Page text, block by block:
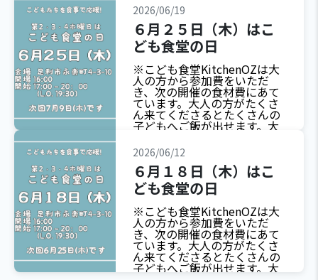
す。
2026/06/19
６月２５日（木）はこ
ども食堂の日
※こども食堂KitchenOZは大
人の方から参加費をいただ
き、次の開催の食材費にあて
ています。大人の方がたくさ
ん来てくださるとたくさんの
子どもへご飯が出せます。大
す。
2026/06/12
６月１８日（木）はこ
ども食堂の日
※こども食堂KitchenOZは大
人の方から参加費をいただ
き、次の開催の食材費にあて
ています。大人の方がたくさ
ん来てくださるとたくさんの
子どもへご飯が出せます。大